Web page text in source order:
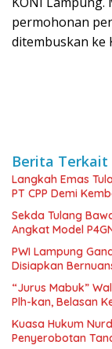
permohonan
ditembuskan ke
Berita Terkait
Langkah Emas
PT CPP Demi
Sekda Tulang
Angkat Model
PWI Lampung
Disiapkan
“Jurus Mabuk”
Plh-kan, Belasan
Kuasa Hukum
Penyerobotan